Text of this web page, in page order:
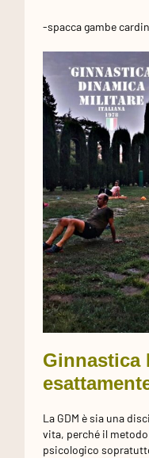
-spacca gambe
Ginnastica
La GDM è sia una
vita, perché il metodo
psicologico